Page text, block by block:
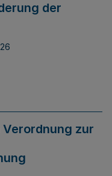
der
zur